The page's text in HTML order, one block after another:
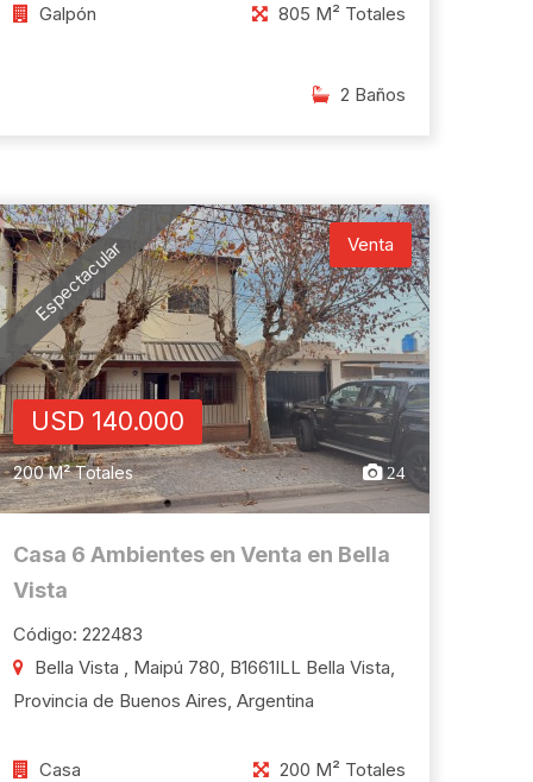
Galpón 805 M² Totales
2 Baños
Espectacular Venta
USD 140.000
200 M² Totales 24
Casa 6 Ambientes en Venta en Bella
Vista
Código: 222483
Bella Vista , Maipú 780, B1661ILL Bella Vista,
Provincia de Buenos Aires, Argentina
Casa 200 M² Totales